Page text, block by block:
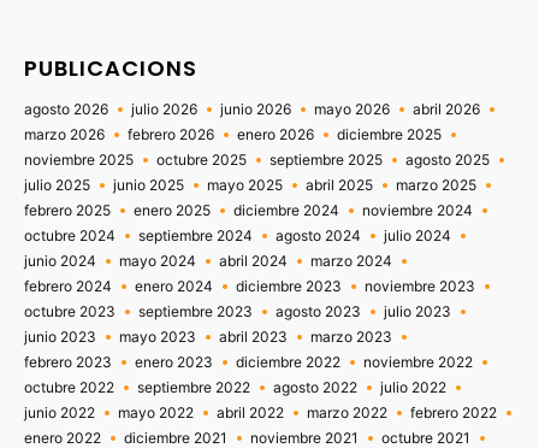
PUBLICACIONS
agosto 2026 julio 2026 junio 2026 mayo 2026
abril 2026
marzo 2026
febrero 2026 enero 2026
diciembre 2025
noviembre 2025
octubre 2025 septiembre 2025
agosto 2025
julio 2025
junio 2025 mayo 2025 abril 2025
marzo 2025
febrero 2025
enero 2025 diciembre 2024
noviembre 2024
octubre 2024
septiembre 2024 agosto 2024
julio 2024
junio 2024
mayo 2024 abril 2024
marzo 2024
febrero 2024
enero 2024 diciembre 2023
noviembre 2023
octubre 2023
septiembre 2023 agosto 2023
julio 2023
junio 2023
mayo 2023 abril 2023
marzo 2023
febrero 2023
enero 2023 diciembre 2022
noviembre 2022
octubre 2022
septiembre 2022 agosto 2022
julio 2022
junio 2022
mayo 2022 abril 2022 marzo 2022
febrero 2022
enero 2022
diciembre 2021 noviembre 2021
octubre 2021